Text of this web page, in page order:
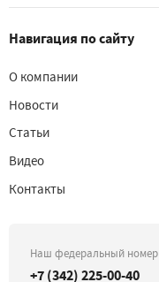
Навигация по сайту
О компании
Новости
Статьи
Видео
Контакты
Наш федеральный номер
+7 (342) 225-00-40